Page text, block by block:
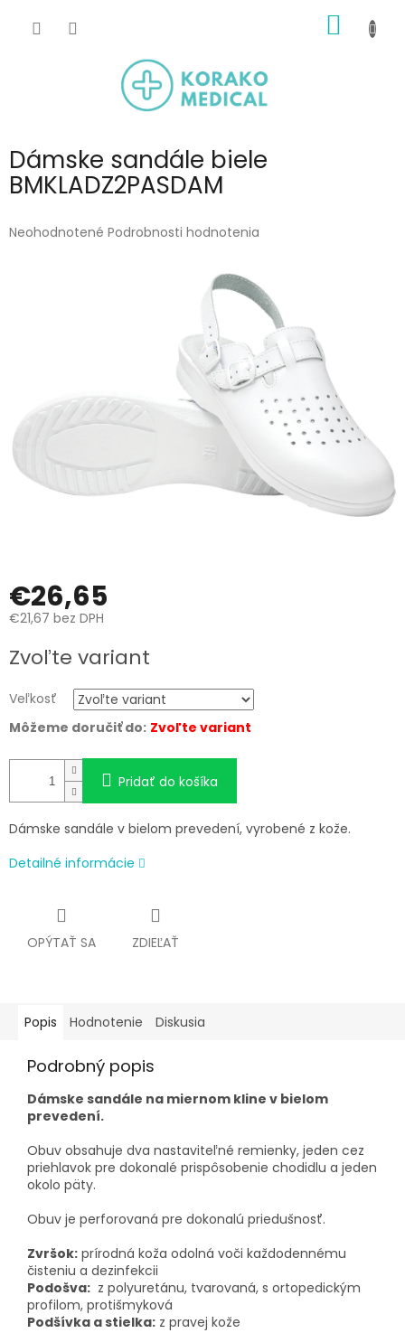
KOŠÍK
Dámske sandále biele
BMKLADZ2PASDAM
Priemerné
Neohodnotené Podrobnosti hodnotenia
€26,65
€21,67 bez DPH
cena:
Zvoľte variant
Veľkosť
Môžeme doručiť do: Zvoľte variant
Pridať do košíka
Dámske sandále v bielom prevedení, vyrobené z kože.
Detailné informácie
OPÝTAŤ SA ZDIEĽAŤ
Popis Hodnotenie Diskusia
Podrobný popis
Dámske sandále na miernom kline v bielom
prevedení.
Obuv obsahuje dva nastaviteľné remienky, jeden cez
priehlavok pre dokonalé prispôsobenie chodidlu a jeden
okolo päty.
Obuv je perforovaná pre dokonalú priedušnosť.
Zvršok: prírodná koža odolná voči každodennému
čisteniu a dezinfekcii
Podošva: z polyuretánu, tvarovaná, s ortopedickým
profilom, protišmyková
Podšívka a stielka: z pravej kože